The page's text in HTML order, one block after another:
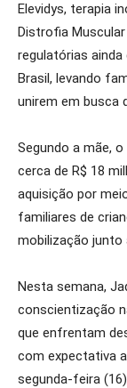
Elevidys, terapia
Distrofia
regulatórias
Brasil, levando
unirem em busca
Segundo a mãe,
cerca de R$ 18
aquisição por
familiares de
mobilização junto
Nesta semana,
conscientização
que enfrentam
com expectativa
segunda-feira